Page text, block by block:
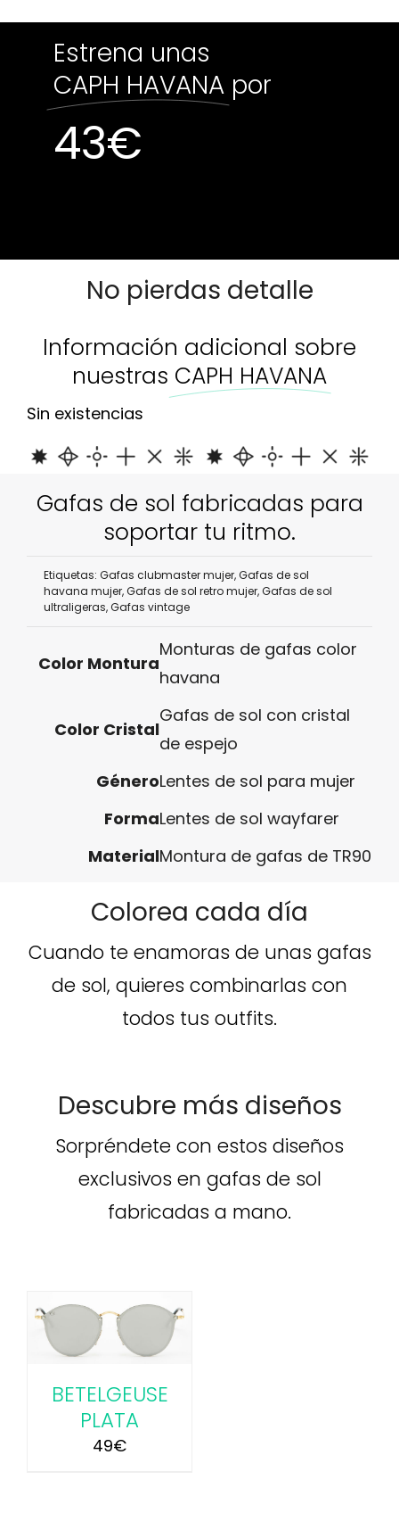
Estrena unas
CAPH HAVANA por
43€
No pierdas detalle
Información adicional sobre
nuestras CAPH HAVANA
Sin existencias
Gafas de sol fabricadas para
soportar tu ritmo.
Etiquetas:Gafas clubmaster mujer,Gafas de sol
havana mujer,Gafas de sol retro mujer,Gafas de sol
ultraligeras,Gafas vintage
Color Montura
Monturas de gafas color
havana
Color Cristal
Gafas de sol con cristal
de espejo
GéneroLentes de sol para mujer
FormaLentes de sol wayfarer
MaterialMontura de gafas de TR90
Colorea cada día
Cuando te enamoras de unas gafas
de sol, quieres combinarlas con
todos tus outfits.
Descubre más diseños
Sorpréndete con estos diseños
exclusivos en gafas de sol
fabricadas a mano.
BETELGEUSE
PLATA
49€